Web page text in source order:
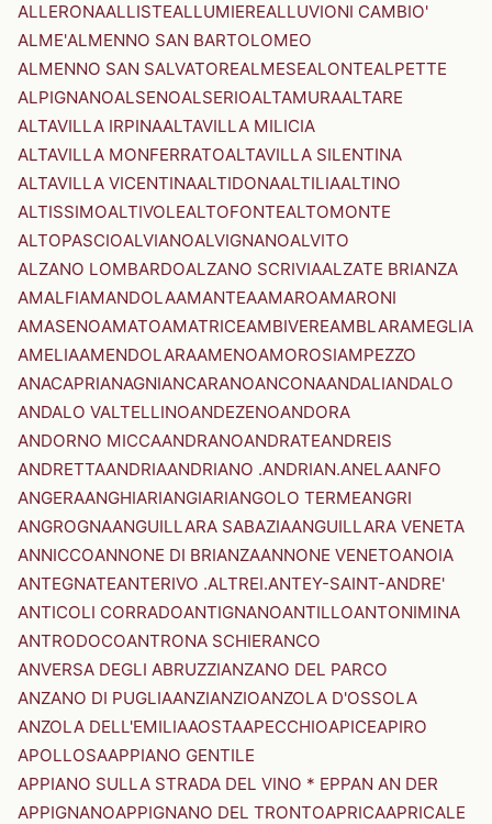
ALLERONAALLISTEALLUMIEREALLUVIONI CAMBIO'
ALME'ALMENNO SAN BARTOLOMEO
ALMENNO SAN SALVATOREALMESEALONTEALPETTE
ALPIGNANOALSENOALSERIOALTAMURAALTARE
ALTAVILLA IRPINAALTAVILLA MILICIA
ALTAVILLA MONFERRATOALTAVILLA SILENTINA
ALTAVILLA VICENTINAALTIDONAALTILIAALTINO
ALTISSIMOALTIVOLEALTOFONTEALTOMONTE
ALTOPASCIOALVIANOALVIGNANOALVITO
ALZANO LOMBARDOALZANO SCRIVIAALZATE BRIANZA
AMALFIAMANDOLAAMANTEAAMAROAMARONI
AMASENOAMATOAMATRICEAMBIVEREAMBLARAMEGLIA
AMELIAAMENDOLARAAMENOAMOROSIAMPEZZO
ANACAPRIANAGNIANCARANOANCONAANDALIANDALO
ANDALO VALTELLINOANDEZENOANDORA
ANDORNO MICCAANDRANOANDRATEANDREIS
ANDRETTAANDRIAANDRIANO .ANDRIAN.ANELAANFO
ANGERAANGHIARIANGIARIANGOLO TERMEANGRI
ANGROGNAANGUILLARA SABAZIAANGUILLARA VENETA
ANNICCOANNONE DI BRIANZAANNONE VENETOANOIA
ANTEGNATEANTERIVO .ALTREI.ANTEY-SAINT-ANDRE'
ANTICOLI CORRADOANTIGNANOANTILLOANTONIMINA
ANTRODOCOANTRONA SCHIERANCO
ANVERSA DEGLI ABRUZZIANZANO DEL PARCO
ANZANO DI PUGLIAANZIANZIOANZOLA D'OSSOLA
ANZOLA DELL'EMILIAAOSTAAPECCHIOAPICEAPIRO
APOLLOSAAPPIANO GENTILE
APPIANO SULLA STRADA DEL VINO * EPPAN AN DER
APPIGNANOAPPIGNANO DEL TRONTOAPRICAAPRICALE